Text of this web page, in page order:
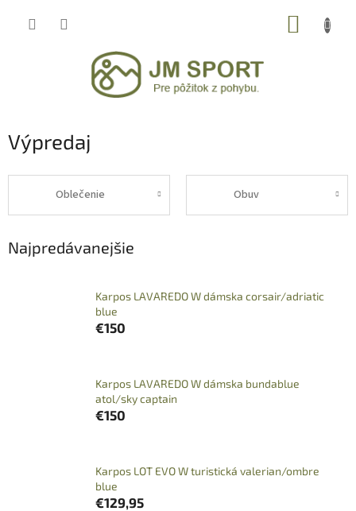
Výpredaj
Oblečenie Obuv
Najpredávanejšie
Karpos LAVAREDO W dámska corsair/adriatic
blue
€150
Karpos LAVAREDO W dámska bundablue
atol/sky captain
€150
Karpos LOT EVO W turistická valerian/ombre
blue
€129,95